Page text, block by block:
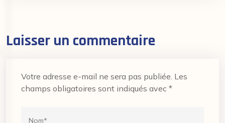
Laisser un commentaire
Votre adresse e-mail ne sera pas publiée. Les
champs obligatoires sont indiqués avec *